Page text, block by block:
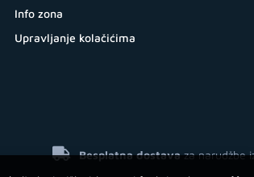
Info zona
Upravljanje kolačićima
Besplatna dostavaza narudžbe